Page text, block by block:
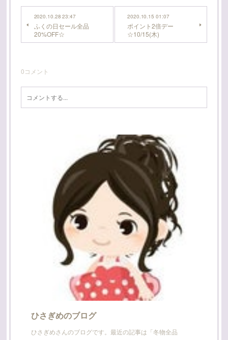
2020.10.28 23:47
ふくの日セール全品
20%OFF☆
2020.10.15 01:07
ポイント2倍デー
☆10/15(木)
0コメント
ひさぎめのブログ
ひさぎめさんのブログです。最近の記事は「冬物全品